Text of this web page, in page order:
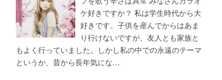
ケ好きですか？ 私は学生時代から大
好きです。子供を産んでからはあま
り行けないですが、友人とも家族と
もよく行っていました。しかし私の中での永遠のテーマ
というか、昔から長年気にな…